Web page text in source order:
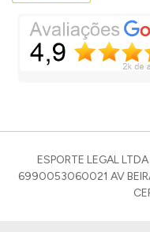
ESPORTE LEGAL
6990053060021 AV BEIRA